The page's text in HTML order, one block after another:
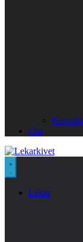
Kontakt
Om
Lekar